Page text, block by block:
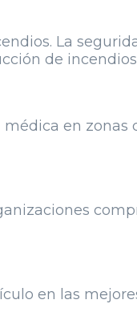
La
de
en zonas
en las